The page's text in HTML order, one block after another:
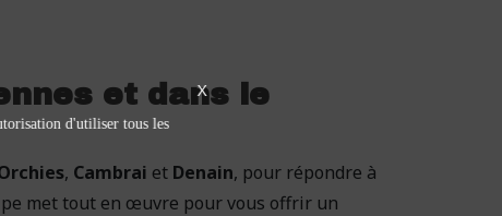
et dans le
, Cambrai et Denain, pour répondre à
met tout en œuvre pour vous offrir un
X
d'utiliser tous les